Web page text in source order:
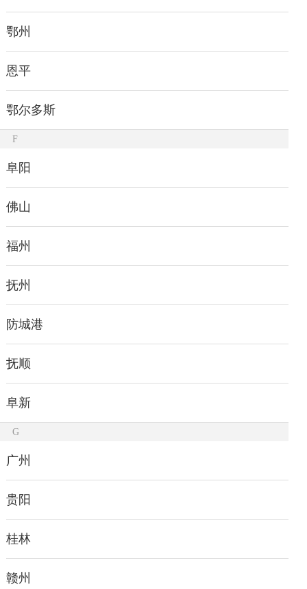
鄂州
恩平
鄂尔多斯
F
阜阳
佛山
福州
抚州
防城港
抚顺
阜新
G
广州
贵阳
桂林
赣州